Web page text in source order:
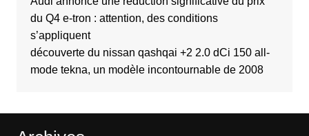
du Q4 e-tron : attention, des conditions
s’appliquent
découverte du nissan qashqai +2 2.0 dCi 150 all-
mode tekna, un modèle incontournable de 2008